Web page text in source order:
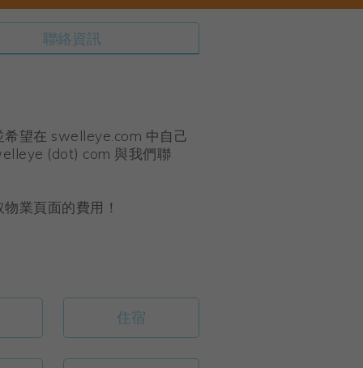
聯絡資訊
希望在 swelleye.com 中自己
(dot) com 與我們聯
業頁面的費用！
住宿